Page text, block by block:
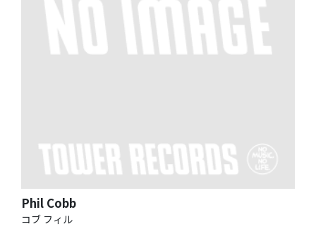
Phil Cobb
コブ フィル